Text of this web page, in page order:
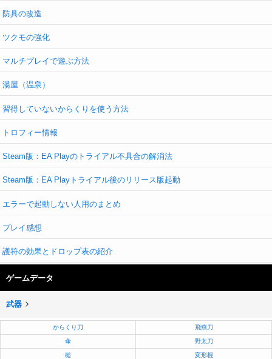
防具の改造
ツクモの強化
マルチプレイで遊ぶ方法
湯屋（温泉）
習得していないからくりを使う方法
トロフィー情報
Steam版：EA Playのトライアル不具合の解消法
Steam版：EA Playトライアル後のリリース版起動
エラーで起動しない人用のまとめ
プレイ感想
護符の効果とドロップ表の紹介
ゲームデータ
武器
からくり刀 飛燕刀
傘 野太刀
槌 変形棍